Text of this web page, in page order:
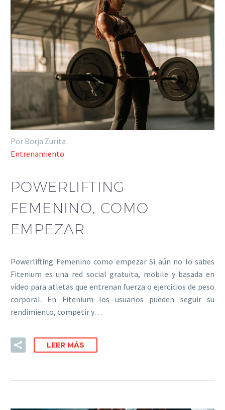
Por Borja Zurita
Entrenamiento
POWERLIFTING
FEMENINO, COMO
EMPEZAR
Powerlifting Femenino como empezar Si aún no lo sabes
Fitenium es una red social gratuita, mobile y basada en
vídeo para atletas que entrenan fuerza o ejercicios de peso
corporal. En Fitenium los usuarios pueden seguir su
rendimiento, competir y…
LEER MÁS